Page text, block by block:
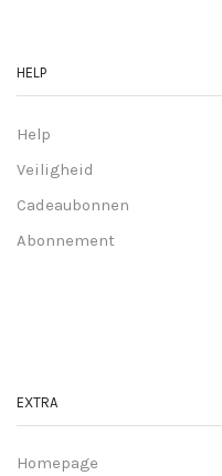
HELP
Help
Veiligheid
Cadeaubonnen
Abonnement
EXTRA
Homepage